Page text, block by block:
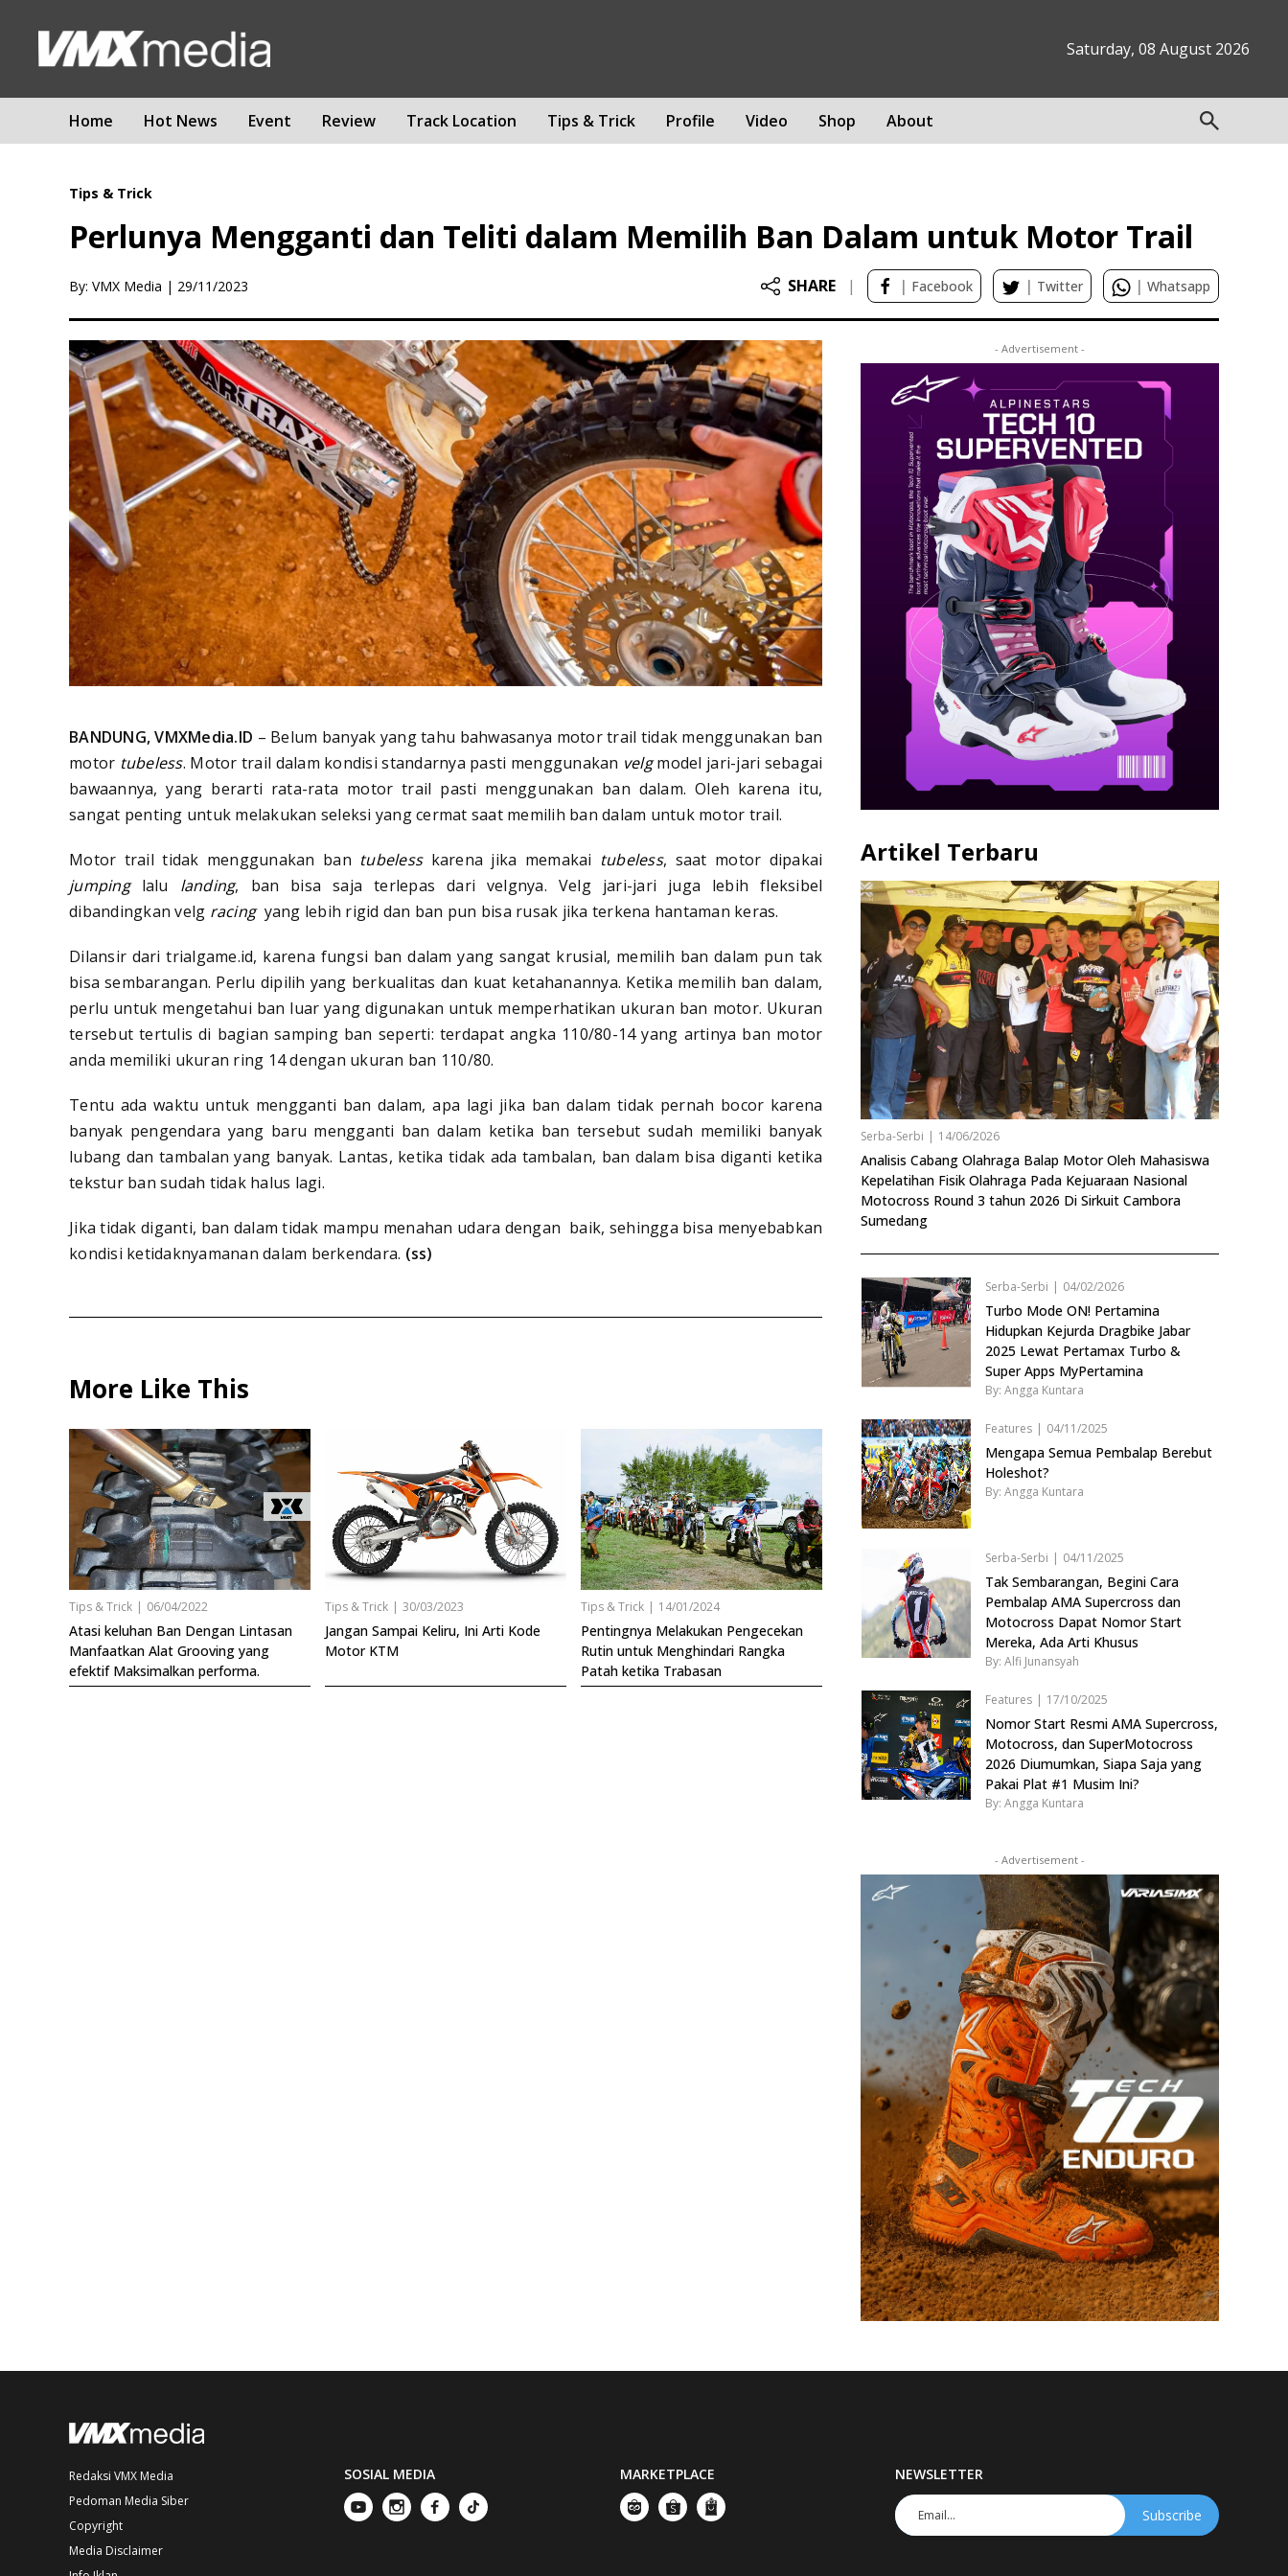
Saturday, 08 August 2026
Home Hot News Event Review Track Location Tips & Trick Profile Video Shop About
Tips & Trick
Perlunya Mengganti dan Teliti dalam Memilih Ban Dalam untuk Motor Trail
By: VMX Media | 29/11/2023 SHARE | | Facebook | Twitter | Whatsapp
BANDUNG, VMXMedia.ID – Belum banyak yang tahu bahwasanya motor trail tidak menggunakan ban
motor tubeless. Motor trail dalam kondisi standarnya pasti menggunakan velgmodel jari-jari sebagai
bawaannya, yang berarti rata-rata motor trail pasti menggunakan ban dalam. Oleh karena itu,
sangat penting untuk melakukan seleksi yang cermat saat memilih ban dalam untuk motor trail.
Motor trail tidak menggunakan ban tubelesskarena jika memakai tubeless, saat motor dipakai
jumpinglalu landing, ban bisa saja terlepas dari velgnya. Velg jari-jari juga lebih fleksibel
dibandingkan velg racingyang lebih rigid dan ban pun bisa rusak jika terkena hantaman keras.
Dilansir dari trialgame.id, karena fungsi ban dalam yang sangat krusial, memilih ban dalam pun tak
bisa sembarangan. Perlu dipilih yang berkualitas dan kuat ketahanannya. Ketika memilih ban dalam,
perlu untuk mengetahui ban luar yang digunakan untuk memperhatikan ukuran ban motor. Ukuran
tersebut tertulis di bagian samping ban seperti: terdapat angka 110/80-14 yang artinya ban motor
anda memiliki ukuran ring 14 dengan ukuran ban 110/80.
Tentu ada waktu untuk mengganti ban dalam, apa lagi jika ban dalam tidak pernah bocor karena
banyak pengendara yang baru mengganti ban dalam ketika ban tersebut sudah memiliki banyak
lubang dan tambalan yang banyak. Lantas, ketika tidak ada tambalan, ban dalam bisa diganti ketika
tekstur ban sudah tidak halus lagi.
Jika tidak diganti, ban dalam tidak mampu menahan udara dengan baik, sehingga bisa menyebabkan
kondisi ketidaknyamanan dalam berkendara. (ss)
More Like This
Tips & Trick | 06/04/2022
Atasi keluhan Ban Dengan Lintasan
Manfaatkan Alat Grooving yang
efektif Maksimalkan performa.
Tips & Trick | 30/03/2023
Jangan Sampai Keliru, Ini Arti Kode
Motor KTM
Tips & Trick | 14/01/2024
Pentingnya Melakukan Pengecekan
Rutin untuk Menghindari Rangka
Patah ketika Trabasan
- Advertisement -
Artikel Terbaru
Serba-Serbi | 14/06/2026
Analisis Cabang Olahraga Balap Motor Oleh Mahasiswa
Kepelatihan Fisik Olahraga Pada Kejuaraan Nasional
Motocross Round 3 tahun 2026 Di Sirkuit Cambora
Sumedang
Serba-Serbi | 04/02/2026
Turbo Mode ON! Pertamina
Hidupkan Kejurda Dragbike Jabar
2025 Lewat Pertamax Turbo &
Super Apps MyPertamina
By: Angga Kuntara
Features | 04/11/2025
Mengapa Semua Pembalap Berebut
Holeshot?
By: Angga Kuntara
Serba-Serbi | 04/11/2025
Tak Sembarangan, Begini Cara
Pembalap AMA Supercross dan
Motocross Dapat Nomor Start
Mereka, Ada Arti Khusus
By: Alfi Junansyah
Features | 17/10/2025
Nomor Start Resmi AMA Supercross,
Motocross, dan SuperMotocross
2026 Diumumkan, Siapa Saja yang
Pakai Plat #1 Musim Ini?
By: Angga Kuntara
- Advertisement -
Redaksi VMX Media
Pedoman Media Siber
Copyright
Media Disclaimer
SOSIAL MEDIA MARKETPLACE NEWSLETTER